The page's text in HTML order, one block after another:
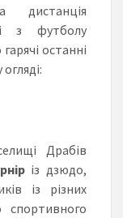
дистанція
з футболу
останні
Драбів
із дзюдо,
із різних
спортивного